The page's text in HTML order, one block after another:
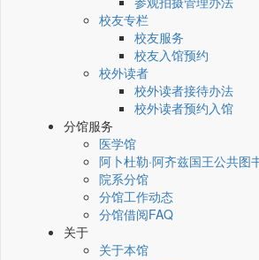
校友专栏
校友服务
校友入馆预约
校外读者
校外读者接待办法
校外读者预约入馆
分馆服务
医学馆
阿卜杜勒·阿齐兹国王公共图
院系分馆
分馆工作动态
分馆借阅FAQ
关于
关于本馆